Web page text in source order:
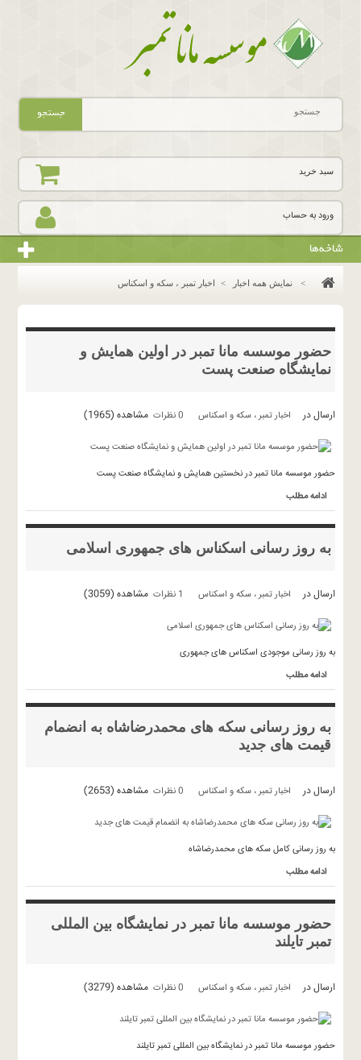
ورود به حساب
سبد خرید
جستجو
شاخه‌ها
> نمایش همه اخبار > اخبار تمبر ، سکه و اسکناس
حضور موسسه مانا تمبر در اولین همایش و
نمایشگاه صنعت پست
ارسال در اخبار تمبر ، سکه و اسکناس 0 نظرات مشاهده (1965)
حضور موسسه مانا تمبر در نخستین همایش و نمایشگاه صنعت پست
ادامه مطلب
به روز رسانی اسکناس های جمهوری اسلامی
ارسال در اخبار تمبر ، سکه و اسکناس 1 نظرات مشاهده (3059)
به روز رسانی موجودی اسکناس های جمهوری
ادامه مطلب
به روز رسانی سکه های محمدرضاشاه به انضمام
قیمت های جدید
ارسال در اخبار تمبر ، سکه و اسکناس 0 نظرات مشاهده (2653)
به روز رسانی کامل سکه های محمدرضاشاه
ادامه مطلب
حضور موسسه مانا تمبر در نمایشگاه بین المللی
تمبر تایلند
ارسال در اخبار تمبر ، سکه و اسکناس 0 نظرات مشاهده (3279)
حضور موسسه مانا تمبر در نمایشگاه بین المللی تمبر تایلند